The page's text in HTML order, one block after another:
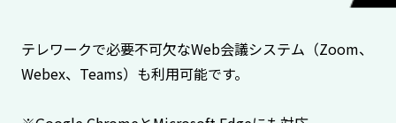
テレワークで必要不可欠なWeb会議システム（Zoom、
Webex、Teams）も利用可能です。